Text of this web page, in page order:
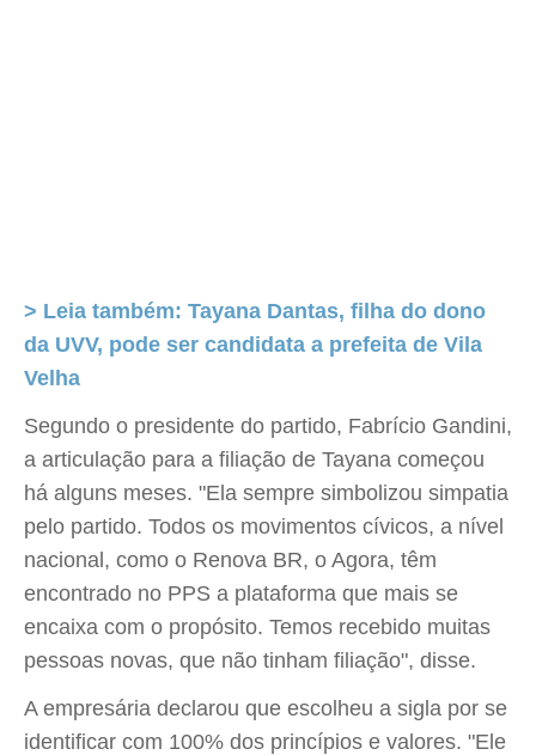
> Leia também: Tayana Dantas, filha do dono
da UVV, pode ser candidata a prefeita de Vila
Velha
Segundo o presidente do partido, Fabrício Gandini,
a articulação para a filiação de Tayana começou
há alguns meses. "Ela sempre simbolizou simpatia
pelo partido. Todos os movimentos cívicos, a nível
nacional, como o Renova BR, o Agora, têm
encontrado no PPS a plataforma que mais se
encaixa com o propósito. Temos recebido muitas
pessoas novas, que não tinham filiação", disse.
A empresária declarou que escolheu a sigla por se
identificar com 100% dos princípios e valores. "Ele